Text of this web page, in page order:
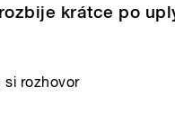
krátce po
si rozhovor